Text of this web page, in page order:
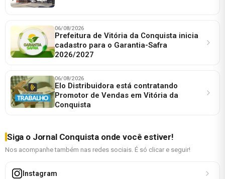
06/08/2026
Prefeitura de Vitória da Conquista inicia
cadastro para o Garantia-Safra
2026/2027
06/08/2026
Elo Distribuidora está contratando
Promotor de Vendas em Vitória da
Conquista
Siga o Jornal Conquista onde você estiver!
Nos acompanhe também nas redes sociais. É só clicar e seguir!
Instagram